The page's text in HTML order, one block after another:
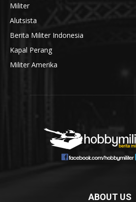
Militer
Alutsista
Berita Militer Indonesia
Kapal Perang
Militer Amerika
ABOUT US